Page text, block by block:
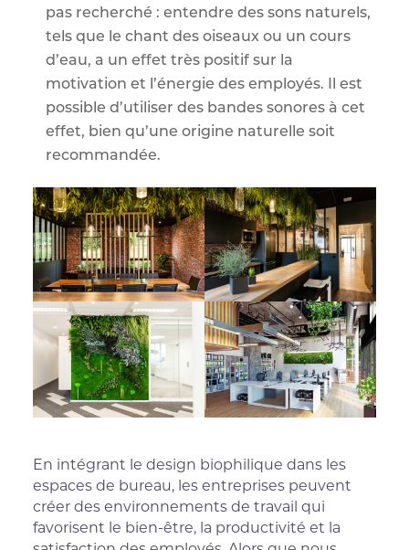
pas recherché : entendre des sons naturels,
tels que le chant des oiseaux ou un cours
d’eau, a un effet très positif sur la
motivation et l’énergie des employés. Il est
possible d’utiliser des bandes sonores à cet
effet, bien qu’une origine naturelle soit
recommandée.
En intégrant le design biophilique dans les
espaces de bureau, les entreprises peuvent
créer des environnements de travail qui
favorisent le bien-être, la productivité et la